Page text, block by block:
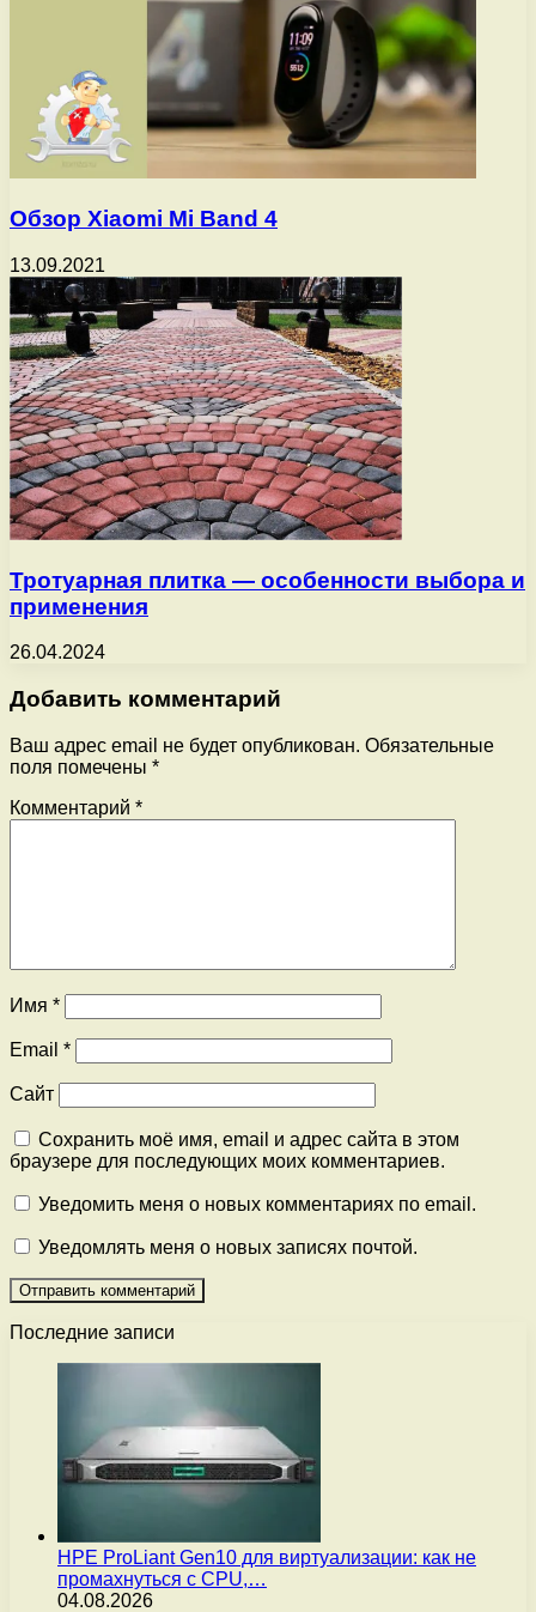
Обзор Xiaomi Mi Band 4
13.09.2021
Тротуарная плитка — особенности выбора и
применения
26.04.2024
Добавить комментарий
Ваш адрес email не будет опубликован. Обязательные
поля помечены *
Комментарий *
Имя *
Email *
Сайт
Сохранить моё имя, email и адрес сайта в этом
браузере для последующих моих комментариев.
Уведомить меня о новых комментариях по email.
Уведомлять меня о новых записях почтой.
Последние записи
HPE ProLiant Gen10 для виртуализации: как не
промахнуться с CPU,…
04.08.2026